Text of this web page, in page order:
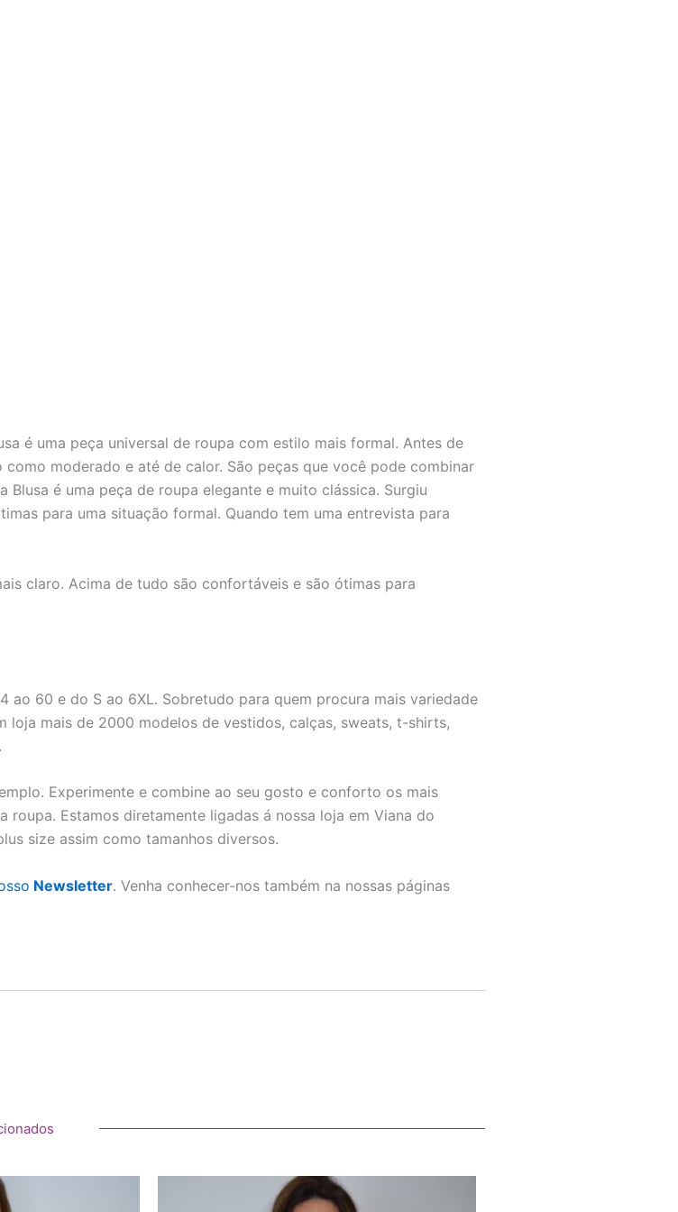
é uma peça universal de roupa com estilo mais formal. Antes de
moderado e até de calor. São peças que você pode combinar
é uma peça de roupa elegante e muito clássica. Surgiu
para uma situação formal. Quando tem uma entrevista para
claro. Acima de tudo são confortáveis e são ótimas para
60 e do S ao 6XL. Sobretudo para quem procura mais variedade
loja mais de 2000 modelos de vestidos, calças, sweats, t-shirts,
Experimente e combine ao seu gosto e conforto os mais
Estamos diretamente ligadas á nossa loja em Viana do
size assim como tamanhos diversos.
Newsletter. Venha conhecer-nos também na nossas páginas